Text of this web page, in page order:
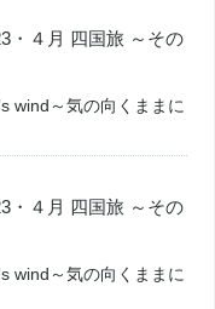
・４月 四国旅 ～その
wind～気の向くままに
・４月 四国旅 ～その
wind～気の向くままに